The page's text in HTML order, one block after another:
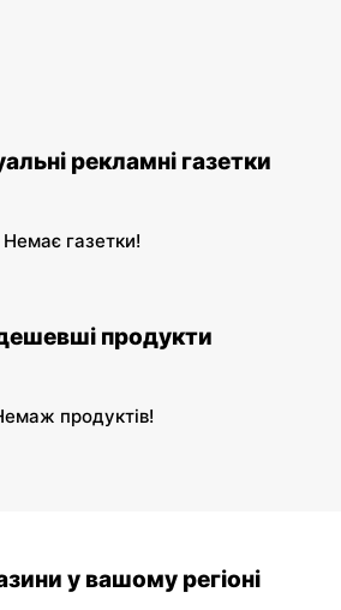
рекламні газетки
Немає газетки!
продукти
продуктів!
у вашому регіоні